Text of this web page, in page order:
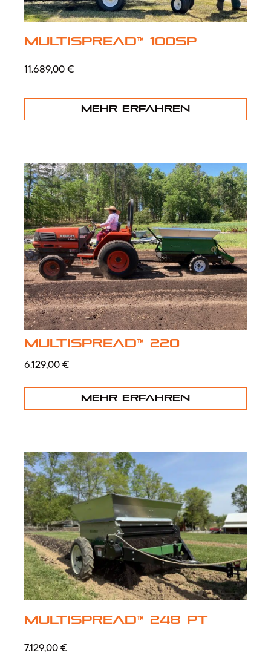
MultiSpread™ 100SP
11.689,00€
Mehr erfahren
MultiSpread™ 220
6.129,00€
Mehr erfahren
MultiSpread™ 248 PT
7.129,00€